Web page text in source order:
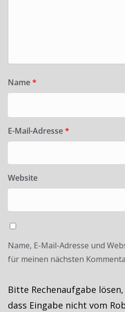
Name*
E-Mail-Adresse*
Website
Name, E-Mail-Adresse und
für meinen nächsten
Bitte Rechenaufgabe
dass Eingabe nicht vom